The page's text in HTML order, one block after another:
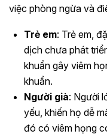
việc phòng ngừa và
Trẻ em: Trẻ em,
dịch chưa phát
khuẩn gây viêm
khuẩn.
Người già: Người
yếu, khiến họ dễ
đó có viêm họng